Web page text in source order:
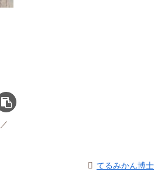
てるみかん博士